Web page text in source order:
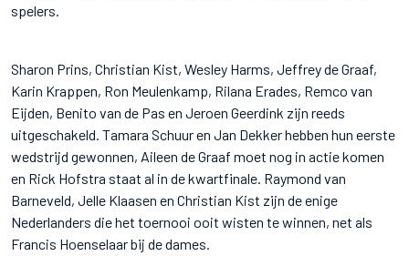
spelers.
Sharon Prins, Christian Kist, Wesley Harms, Jeffrey de Graaf,
Karin Krappen, Ron Meulenkamp, Rilana Erades, Remco van
Eijden, Benito van de Pas en Jeroen Geerdink zijn reeds
uitgeschakeld. Tamara Schuur en Jan Dekker hebben hun eerste
wedstrijd gewonnen, Aileen de Graaf moet nog in actie komen
en Rick Hofstra staat al in de kwartfinale. Raymond van
Barneveld, Jelle Klaasen en Christian Kist zijn de enige
Nederlanders die het toernooi ooit wisten te winnen, net als
Francis Hoenselaar bij de dames.